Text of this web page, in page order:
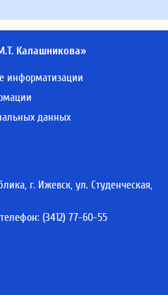
Калашникова»
информатизации
данных
г. Ижевск, ул. Студенческая,
(3412) 77-60-55